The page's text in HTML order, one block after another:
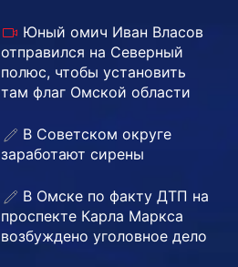
Юный омич Иван Власов
отправился на Северный
полюс, чтобы установить
там флаг Омской области
В Советском округе
заработают сирены
В Омске по факту ДТП на
проспекте Карла Маркса
возбуждено уголовное дело